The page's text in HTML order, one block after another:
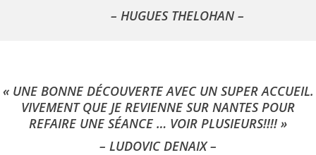
– HUGUES THELOHAN –
« UNE BONNE DÉCOUVERTE AVEC UN SUPER ACCUEIL.
VIVEMENT QUE JE REVIENNE SUR NANTES POUR
REFAIRE UNE SÉANCE … VOIR PLUSIEURS!!!! »
– LUDOVIC DENAIX –